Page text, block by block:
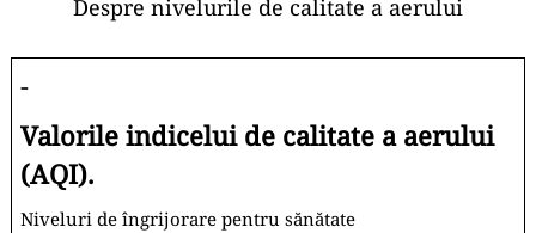
Despre nivelurile de calitate a aerului
-
Valorile indicelui de calitate a aerului
(AQI).
Niveluri de îngrijorare pentru sănătate